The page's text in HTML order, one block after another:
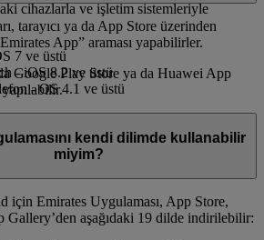
cihazlarla ve işletim sistemleriyle
7 ve üstü
- iOS 8.2 ve üstü
- OS 4.1 ve üstü
tarayıcı ya da App Store üzerinden
App” araması yapabilirler.
Google Play Store ya da Huawei App
kendi dilimde kullanabilir
miyim?
için Emirates Uygulaması, App Store,
Gallery’den aşağıdaki 19 dilde indirilebilir: